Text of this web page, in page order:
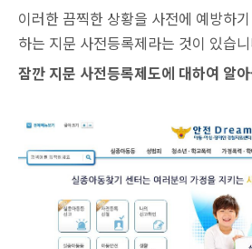
이러한 끔찍한 상황을 사전에 예방하
하는 지문 사전등록제라는 것이 있습
잠깐 지문 사전등록제도에 대하여 알